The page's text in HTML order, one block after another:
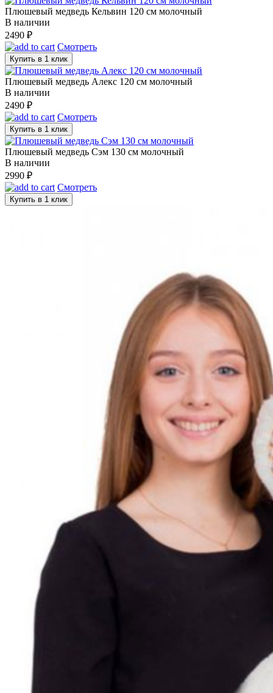
Плюшевый медведь Кельвин 120 см молочный
В наличии
2490 ₽
Смотреть
Купить в 1 клик
Плюшевый медведь Алекс 120 см молочный
В наличии
2490 ₽
Смотреть
Купить в 1 клик
Плюшевый медведь Сэм 130 см молочный
В наличии
2990 ₽
Смотреть
Купить в 1 клик